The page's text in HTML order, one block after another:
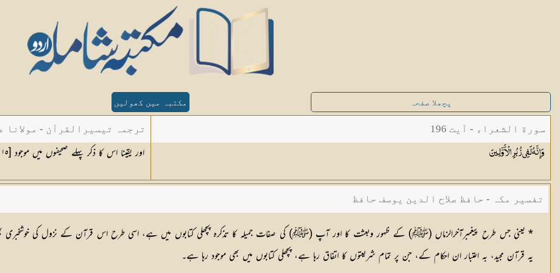
پچھلا صفحہ مکتبہ میں کھولیں
سورة الشعراء - آیت 196
وَإِنَّهُ لَفِي زُبُرِالْأَوَّلِينَ
ترجمہ تیسیرالقرآن - مولانا
اور یقینا اس کا ذکر پہلے صحیفوں میں موجود [١١٥] ہے۔
تفسیر مکہ - حافظ صلاح الدین یوسف حافظ
* یعنی جس طرح پیغمبرآخرالزماں (ﷺ) کے ظہور وبعثت کا اور آپ (ﷺ) کی صفات جمیلہ کا تذکرہ پچھلی کتابوں میں ہے، اسی طرح اس قرآن کے نزول کی
یہ قرآن مجید، بہ اعتبار ان احکام کے، جن پر تمام شریعتوں کا اتفاق رہا ہے، پچھلی کتابوں میں بھی موجود رہا ہے۔